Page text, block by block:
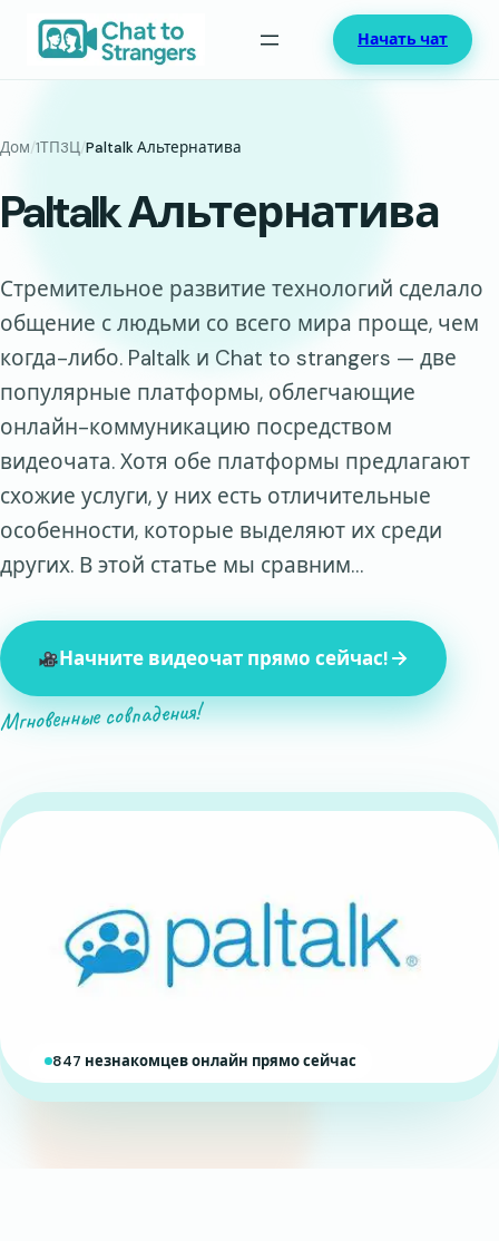
Перейти
содержимому
Начать чат
Дом/1ТП3Ц/Paltalk Альтернатива
Paltalk Альтернатива
Стремительное развитие технологий сделало
общение с людьми со всего мира проще, чем
когда-либо. Paltalk и Chat to strangers — две
популярные платформы, облегчающие
онлайн-коммуникацию посредством
видеочата. Хотя обе платформы предлагают
схожие услуги, у них есть отличительные
особенности, которые выделяют их среди
других. В этой статье мы сравним…
Начните видеочат прямо сейчас!
Мгновенные совпадения!
847 незнакомцев онлайн прямо сейчас